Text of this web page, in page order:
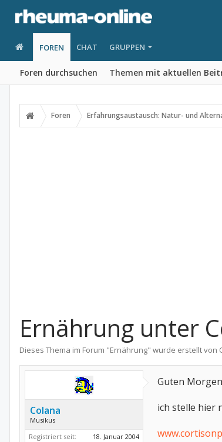
FOREN
Foren durchsuchen Themen mit aktuellen
CHAT GRUPPEN
Foren Erfahrungsaustausch: Natur- und
Ernährung unter
Dieses Thema im Forum "Ernährung" wurde erstellt von
Colana
Musikus
Registriert seit:
18. Januar 2004
Guten
ich stelle hier